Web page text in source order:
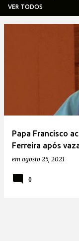
VER TODOS
Papa Francisco
Ferreira após
em agosto 25, 2021
0